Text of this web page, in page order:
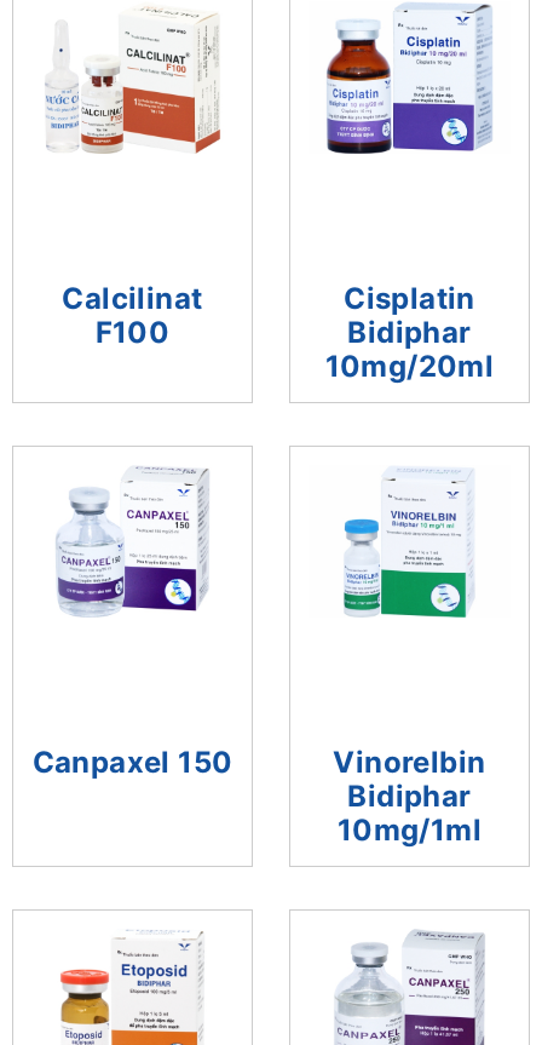
Calcilinat
F100
Cisplatin
Bidiphar
10mg/20ml
Canpaxel 150
Vinorelbin
Bidiphar
10mg/1ml